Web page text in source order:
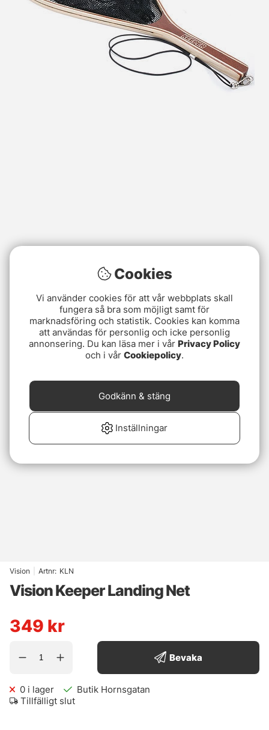
Vision Artnr: KLN
Vision Keeper Landing Net
349 kr
Bevaka
0 i lager
Butik Hornsgatan
Tillfälligt slut
Cookies
Vi använder cookies för att vår webbplats skall
fungera så bra som möjligt samt för
marknadsföring och statistik. Cookies kan komma
att användas för personlig och icke personlig
annonsering. Du kan läsa mer i vår Privacy Policy
och i vår Cookiepolicy.
Inställningar
Godkänn & stäng